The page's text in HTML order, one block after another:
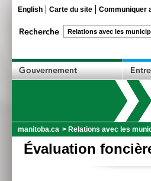
English Carte du site Communiquer
manitoba.ca > Relations avec les
Évaluation